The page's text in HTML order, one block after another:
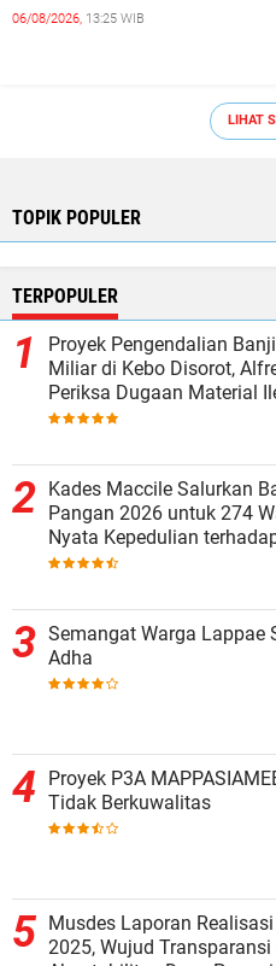
06/08/2026, 13:25 WIB
LIHAT
TOPIK POPULER
TERPOPULER
Proyek Pengendalian
Miliar di Kebo Disorot,
Periksa Dugaan Material
Kades Maccile Salurkan
Pangan 2026 untuk 274
Nyata Kepedulian
Kesejahteraan Masyarakat
Semangat Warga Lappae
Adha
Proyek P3A
Tidak Berkuwalitas
Musdes Laporan
2025, Wujud Transparansi